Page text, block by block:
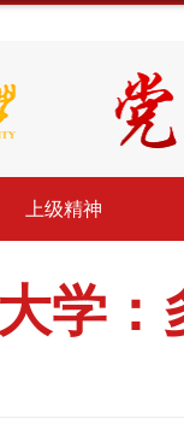
上级精神
学